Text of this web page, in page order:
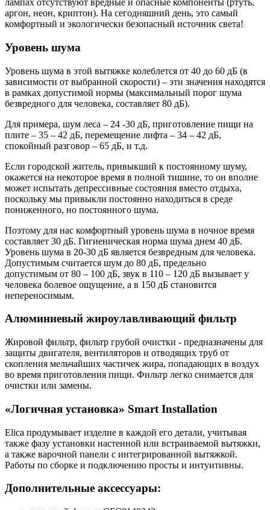
лампах отсутствуют вредные и опасные компоненты (ртуть,
аргон, неон, криптон). На сегодняшний день, это самый
комфортный и экологически безопасный источник света!
Уровень шума
Уровень шума в этой вытяжке колеблется от 40 до 60 дБ (в
зависимости от выбранной скорости) – эти значения находятся
в рамках допустимой нормы (максимальный порог шума
безвредного для человека, составляет 80 дБ).
Для примера, шум леса – 24 -30 дБ, приготовление пищи на
плите – 35 – 42 дБ, перемещение лифта – 34 – 42 дБ,
спокойный разговор – 65 дБ, и т.д.
Если городской житель, привыкший к постоянному шуму,
окажется на некоторое время в полной тишине, то он вполне
может испытать депрессивные состояния вместо отдыха,
поскольку мы привыкли постоянно находиться в среде
пониженного, но постоянного шума.
Поэтому для нас комфортный уровень шума в ночное время
составляет 30 дБ. Гигиеническая норма шума днем 40 дБ.
Уровень шума в 20-30 дБ является безвредным для человека.
Допустимым считается шум до 80 дБ, предельно
допустимым от 80 – 100 дБ, звук в 110 – 120 дБ вызывает у
человека болевое ощущение, а в 150 дБ становится
непереносимым.
Алюминиевый жироулавливающий фильтр
Жировой фильтр, фильтр грубой очистки - предназначены для
защиты двигателя, вентиляторов и отводящих труб от
скопления мельчайших частичек жира, попадающих в воздух
во время приготовления пищи. Фильтр легко снимается для
очистки или замены.
«Логичная установка» Smart Installation
Elica продумывает изделие в каждой его детали, учитывая
также фазу установки настенной или встраиваемой вытяжки,
а также варочной панели с интегрированной вытяжкой.
Работы по сборке и подключению просты и интуитивны.
Дополнительные аксессуары: